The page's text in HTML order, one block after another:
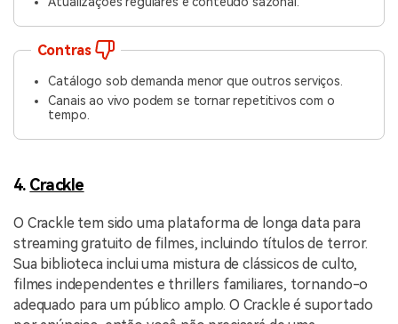
Contras
Catálogo sob demanda menor que outros serviços.
Canais ao vivo podem se tornar repetitivos com o
tempo.
4. Crackle
O Crackle tem sido uma plataforma de longa data para
streaming gratuito de filmes, incluindo títulos de terror.
Sua biblioteca inclui uma mistura de clássicos de culto,
filmes independentes e thrillers familiares, tornando-o
adequado para um público amplo. O Crackle é suportado